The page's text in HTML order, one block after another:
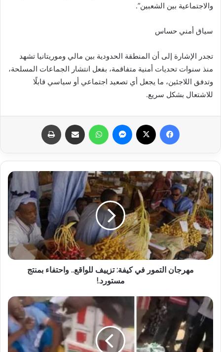
والاجتماعية بين الشعبين”.
سياق أمني حساس
تجدر الإشارة إلى أن المنطقة الحدودية بين مالي وموريتانيا تشهد
منذ سنوات تحديات أمنية متفاقمة، بفعل انتشار الجماعات المسلحة،
وتدفق اللاجئين، ما يجعل أي تصعيد اجتماعي أو سياسي قابلًا
للاشتعال بشكل سريع.
فيسبوك ماسنجر واتساب مشاركة عبر البريد
مهرجان التمور في كيفة: تزييف للواقع.. واحتفاء بمنتج
مستورد.!